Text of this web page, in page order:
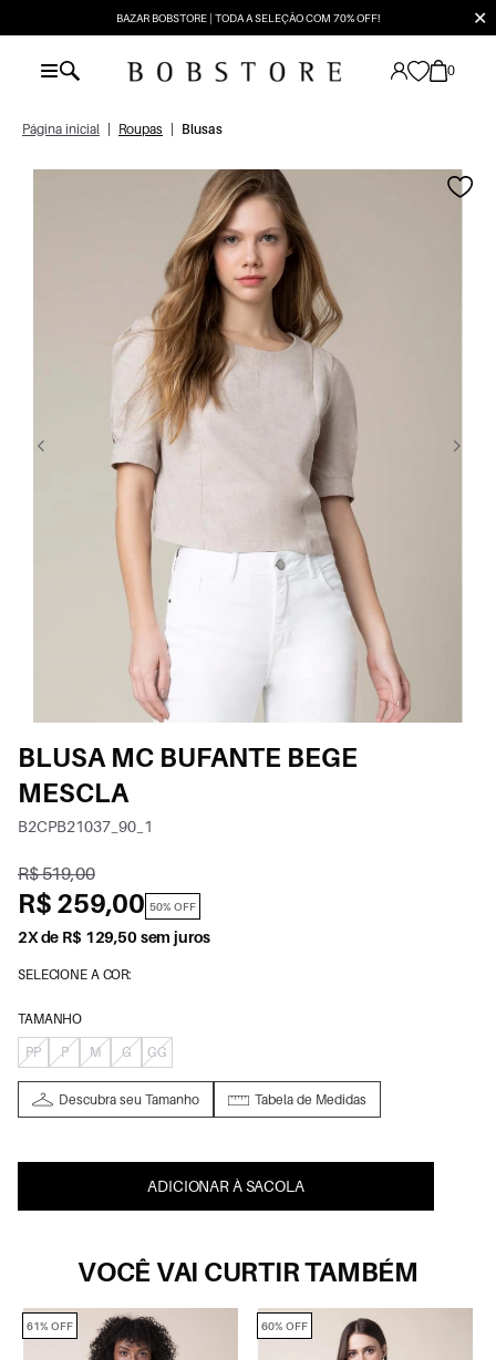
BAZAR BOBSTORE | TODA A SELEÇÃO COM 70% OFF! ✕
0
Página inicial Roupas Blusas
BLUSA MC BUFANTE BEGE
MESCLA
B2CPB21037_90_1
R$ 519,00
R$ 259,00 50% OFF
2X de R$ 129,50 sem juros
SELECIONE A COR:
TAMANHO
PP
P M G GG
Descubra seu Tamanho Tabela de Medidas
ADICIONAR À SACOLA
VOCÊ VAI CURTIR TAMBÉM
61% OFF 60% OFF